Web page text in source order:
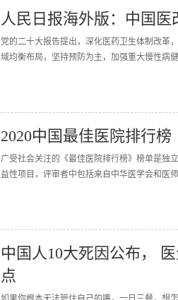
人民日报海外版：中国
党的二十大报告提出，深化医药卫生体制改革
域均衡布局，坚持预防为主，加强重大慢性病
2020中国最佳医院排行榜
广受社会关注的《最佳医院排行榜》榜单是
益性项目，评审者中包括来自中华医学会和医
中国人10大死因公布，
点